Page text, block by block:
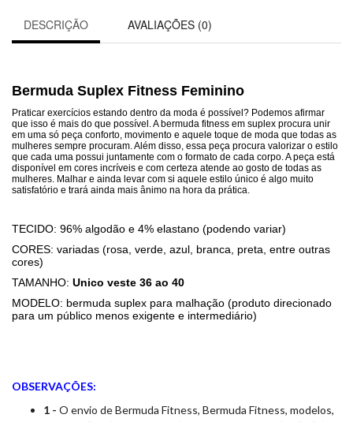
DESCRIÇÃO AVALIAÇÕES (0)
Bermuda Suplex Fitness Feminino
Praticar exercícios estando dentro da moda é possível? Podemos afirmar
que isso é mais do que possível. A bermuda fitness em suplex procura unir
em uma só peça conforto, movimento e aquele toque de moda que todas as
mulheres sempre procuram. Além disso, essa peça procura valorizar o estilo
que cada uma possui juntamente com o formato de cada corpo. A peça está
disponível em cores incríveis e com certeza atende ao gosto de todas as
mulheres. Malhar e ainda levar com si aquele estilo único é algo muito
satisfatório e trará ainda mais ânimo na hora da prática.
TECIDO: 96% algodão e 4% elastano (podendo variar)
CORES: variadas (rosa, verde, azul, branca, preta, entre outras
cores)
TAMANHO: Unico veste 36 ao 40
MODELO: bermuda suplex para malhação (produto direcionado
para um público menos exigente e intermediário)
OBSERVAÇÕES:
1 - O envio de Bermuda Fitness, Bermuda Fitness, modelos,